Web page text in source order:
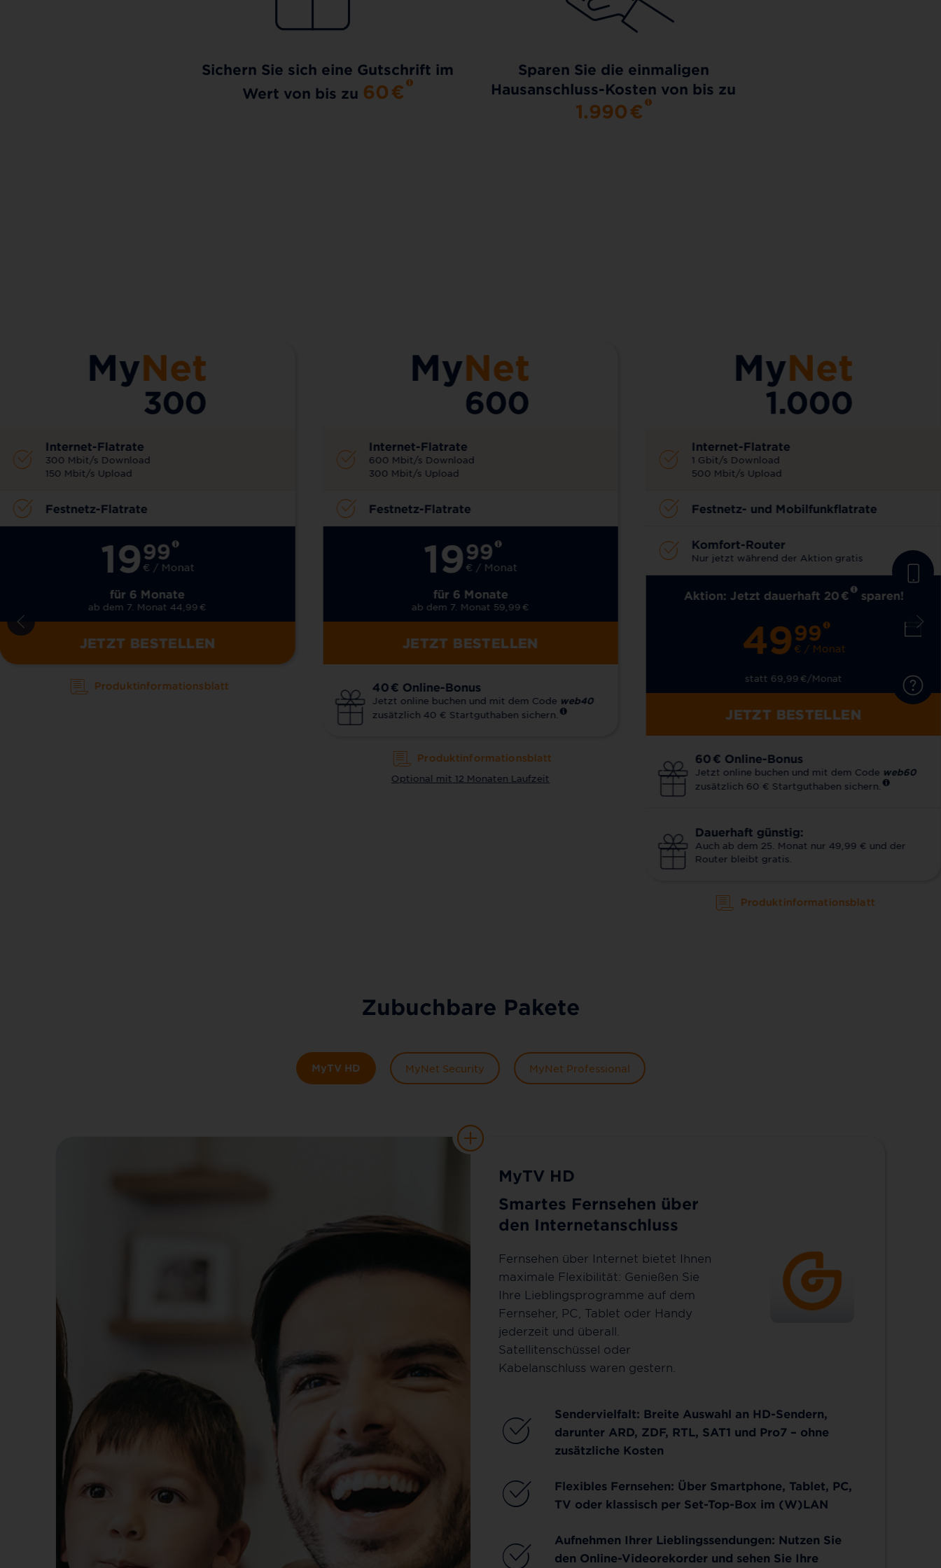
Sichern Sie sich eine Gutschrift im
Wert von bis zu 60€
Sparen Sie die einmaligen
Hausanschluss-Kosten von bis zu
1.990€
Internet-Flatrate
600 Mbit/s Download
300 Mbit/s Upload
Festnetz-Flatrate
1999
€ / Monat
für 6 Monate
ab dem 7. Monat 59,99 €
JETZT BESTELLEN
40 € Online-Bonus
Jetzt online buchen und mit dem Code web40
zusätzlich 40 € Startguthaben sichern.
Produktinformationsblatt
Optional mit 12 Monaten Laufzeit
Internet-Flatrate
1 Gbit/s Download
500 Mbit/s Upload
Festnetz- und Mobilfunkflatrate
Komfort-Router
Nur jetzt während der Aktion gratis
Aktion: Jetzt dauerhaft 20 € sparen!
4999
€ / Monat
statt 69,99 €/Monat
JETZT BESTELLEN
60 € Online-Bonus
Jetzt online buchen und mit dem Code web60
zusätzlich 60 € Startguthaben sichern.
Dauerhaft günstig:
Auch ab dem 25. Monat nur 49,99 € und der
Router bleibt gratis.
Produktinformationsblatt
Internet-Flatrate
300 Mbit/s Download
150 Mbit/s Upload
Festnetz-Flatrate
1999
€ / Monat
für 6 Monate
ab dem 7. Monat 44,99 €
JETZT BESTELLEN
Produktinformationsblatt
Zubuchbare Pakete
MyTV HD MyNet Security MyNet Professional
MyTV HD
Smartes Fernsehen über
den Internetanschluss
Fernsehen über Internet bietet Ihnen
maximale Flexibilität: Genießen Sie
Ihre Lieblingsprogramme auf dem
Fernseher, PC, Tablet oder Handy
jederzeit und überall.
Satellitenschüssel oder
Kabelanschluss waren gestern.
Sendervielfalt: Breite Auswahl an HD-Sendern,
darunter ARD, ZDF, RTL, SAT1 und Pro7 – ohne
zusätzliche Kosten
Flexibles Fernsehen: Über Smartphone, Tablet, PC,
TV oder klassisch per Set-Top-Box im (W)LAN
Aufnehmen Ihrer Lieblingssendungen: Nutzen Sie
den Online-Videorekorder und sehen Sie Ihre